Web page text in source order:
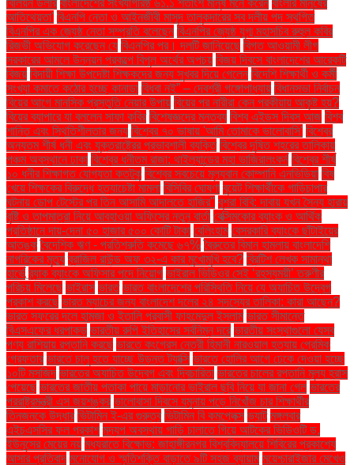
আতিথেয়তা' বিএনপি নেতা ও আইনজীবী মাসুদ তালুকদারের সব দলীয় পদ স্থগিত
বিএনপির এক জ্যেষ্ঠ নেতা সম্প্রতি বলেছেন বিএনপির জ্যেষ্ঠ যুগ্ম মহাসচিব রুহুল কবির
রিজভী অভিযোগ করেছেন যে বিএনপির পর। দলটি জানিয়েছে বিগত আওয়ামী লীগ
সরকারের আমলে উন্নয়ন প্রকল্পে বিপুল অর্থের অপচয় বিজয় দিবসে বাংলাদেশের আরেকটি
বিজয় বিদায়ী শিক্ষা উপদেষ্টা শিক্ষকদের জন্য সুখবর দিয়ে গেলেন বিদেশি শিক্ষার্থী ও কর্মী
সংখ্যা কমাতে কঠোর হচ্ছে কানাডা বিধবা নই” – দেবশ্রী গঙ্গোপাধ্যায় বিধানসভা নির্বাচন
বিয়ের আগে মানসিক প্রস্তুতি নেয়ার উপায় বিয়ের পর নারীরা কেন পরকীয়ায় আকৃষ্ট হয়?
বিয়ের ব্যাপারে যা বললেন সাফা কবির বিশেষজ্ঞদের মন্তব্য বিশ্ব এইডস দিবস আজ বিশ্ব
শান্তি এবং স্থিতিশীলতার জন্য বিশ্বের ৭০ ভাষায় 'আমি তোমাকে ভালোবাসি' বিশ্বের
অন্যতম শীর্ষ ধনী এবং যুক্তরাষ্ট্রের প্রভাবশালী ব্যক্তি বিশ্বের দূষিত শহরের তালিকায়
পঞ্চম অবস্থানে ঢাকা বিশ্বের ধনীতম রাজা: থাইল্যান্ডের মহা ভাজিরালংকর্ন বিশ্বের শীর্ষ
১০ ধনীর শিক্ষাগত যোগ্যতা কতটুকু বিশ্বের সবচেয়ে মূল্যবান কোম্পানি এনভিডিয়া বিষ
খেয়ে শিক্ষকের বিরুদ্ধে হত্যাচেষ্টা মামলা বিসিবির ঘোষণা বুয়েট শিক্ষার্থীকে গাড়িচাপার
ঘটনায় ডোপ টেস্টের পর তিন আসামি আদালতে হাজির" বুশরা বিবি: দাবায় যখন সৈন্য হারায়
বৃষ্টি ও তাপমাত্রা নিয়ে আবহাওয়া অফিসের নতুন বার্তা বেক্সিমকোর ব্যাংক ও আর্থিক
প্রতিষ্ঠানে দায়-দেনা ৫০ হাজার ৫০০ কোটি টাকা বেলিংহাম বেসরকারি ব্যাংকে ছাঁটাইয়ের
আতঙ্ক বৈদেশিক ঋণ - প্রতিশ্রুতি কমেছে ৬৭% বৈরুতের বিমান হামলায় বাংলাদেশি
নাগরিকের মৃত্যু ব্রাজিল রাউন্ড অফ ৩২-এ কার মুখোমুখি হবে? ব্রিটিশ লেখক সামান্থা
হার্ভে ব্র্যাক ব্যাংকে অফিসার পদে নিয়োগ ভাইরাল ভিডিওর সেই ‘রহস্যময়ী’ তরুণীর
পরিচয় মিলেছে ভাইরাস ভারত ভারত বাংলাদেশের পরিস্থিতি নিয়ে যে অযাচিত উদ্বেগ
প্রকাশ করছে ভারত ম্যাচের জন্য বাংলাদেশ দলের ২৪ সদস্যের তালিকা: কারা আছেন?
ভারত সফরের দলে হামজা ও ইতালি প্রবাসী ফাহমেদুল ইসলাম ভারত সীমান্তে
বিএসএফের ধরপাকড় ভারতীয় রুপি ইতিহাসের সর্বনিম্ন দরে ভারতীয় সংস্থাগুলো যেসব
পণ্য রাশিয়ায় রপ্তানি করছে ভারতে কংগ্রেস নেত্রী হিমানী নারওয়াল হত্যায় প্রেমিক
গ্রেফতার ভারতে চালু হতে যাচ্ছে উড়ন্ত ট্যাক্সি ভারতে হোলির আগে ঢেকে দেওয়া হচ্ছে
১০টি মসজিদ ভারতের অযাচিত উদ্বেগ এবং দ্বিচারিতা ভারতের চালের রপ্তানি মূল্য হ্রাস
পেয়েছে ভারতের জাতীয় পতাকা পায়ে মাড়ানোর ভাইরাল ছবি নিয়ে যা জানা গেল ভারতের
পররাষ্ট্রমন্ত্রী এস জয়শঙ্কর ভালোবাসা দিবসে যমুনায় পড়ে নিখোঁজ চার শিক্ষার্থীর
তিনজনকে উদ্ধার ভিটামিন ই-এর গুরুত্ব ভিটামিন বি কমপ্লেক্স ভ্যাট মঙ্গলবার
এইচএসসির ফল প্রকাশ মদ্যপ অবস্থায় গাড়ি চালাতে গিয়ে আটকের ভিডিওটি ড.
ইউনূসের মেয়ের নয় মধ্যরাতে বিক্ষোভ: জাহাঙ্গীরনগর বিশ্ববিদ্যালয়ে শিবিরের প্রকাশ্যে
আসার প্রতিবাদ মনোযোগ ও স্মৃতিশক্তি বাড়াতে ৯টি সহজ ব্যায়াম ময়েশ্চারাইজার মেখেও